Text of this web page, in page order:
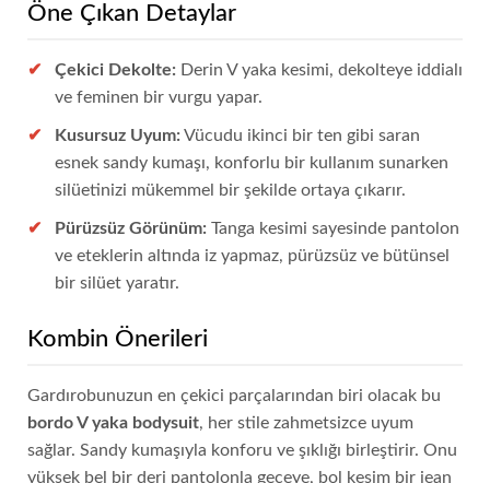
Öne Çıkan Detaylar
Çekici Dekolte: Derin V yaka kesimi, dekolteye iddialı
ve feminen bir vurgu yapar.
Kusursuz Uyum: Vücudu ikinci bir ten gibi saran
esnek sandy kumaşı, konforlu bir kullanım sunarken
silüetinizi mükemmel bir şekilde ortaya çıkarır.
Pürüzsüz Görünüm: Tanga kesimi sayesinde pantolon
ve eteklerin altında iz yapmaz, pürüzsüz ve bütünsel
bir silüet yaratır.
Kombin Önerileri
Gardırobunuzun en çekici parçalarından biri olacak bu
bordo V yaka bodysuit, her stile zahmetsizce uyum
sağlar. Sandy kumaşıyla konforu ve şıklığı birleştirir. Onu
yüksek bel bir deri pantolonla geceye, bol kesim bir jean